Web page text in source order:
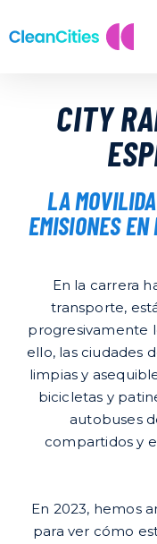
CITY
LA
EMISIONES EN
En la carrera
transporte,
progresivamente
ello, las ciudades
limpias y
bicicletas y
autobuses
compartidos y
En 2023, hemos
para ver cómo